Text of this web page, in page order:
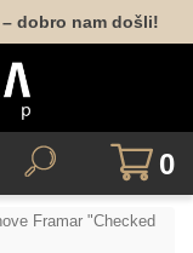
dobro nam došli!
0
Framar "Checked